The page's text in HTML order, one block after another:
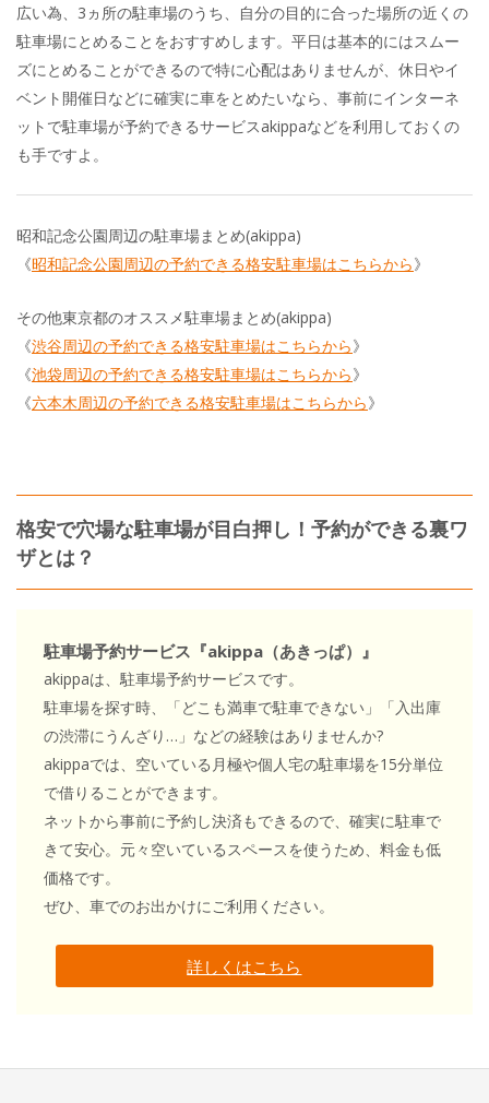
広い為、3ヵ所の駐車場のうち、自分の目的に合った場所の近くの
駐車場にとめることをおすすめします。平日は基本的にはスムー
ズにとめることができるので特に心配はありませんが、休日やイ
ベント開催日などに確実に車をとめたいなら、事前にインターネ
ットで駐車場が予約できるサービスakippaなどを利用しておくの
も手ですよ。
昭和記念公園周辺の駐車場まとめ(akippa)
《昭和記念公園周辺の予約できる格安駐車場はこちらから》
その他東京都のオススメ駐車場まとめ(akippa)
《渋谷周辺の予約できる格安駐車場はこちらから》
《池袋周辺の予約できる格安駐車場はこちらから》
《六本木周辺の予約できる格安駐車場はこちらから》
格安で穴場な駐車場が目白押し！予約ができる裏ワ
ザとは？
駐車場予約サービス『akippa（あきっぱ）』
akippaは、駐車場予約サービスです。
駐車場を探す時、「どこも満車で駐車できない」「入出庫
の渋滞にうんざり…」などの経験はありませんか?
akippaでは、空いている月極や個人宅の駐車場を15分単位
で借りることができます。
ネットから事前に予約し決済もできるので、確実に駐車で
きて安心。元々空いているスペースを使うため、料金も低
価格です。
ぜひ、車でのお出かけにご利用ください。
詳しくはこちら